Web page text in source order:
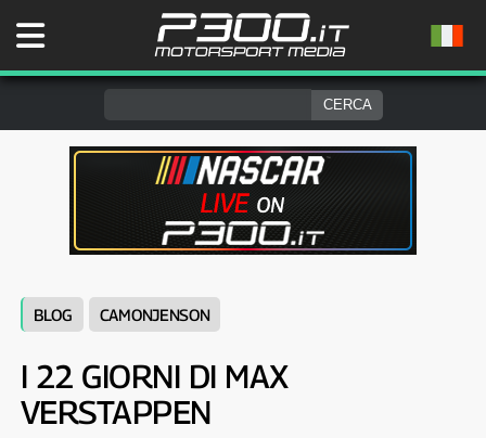
BLOG CAMONJENSON
I 22 GIORNI DI MAX
VERSTAPPEN